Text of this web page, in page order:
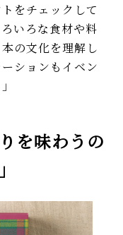
をチェックして
いろな食材や料
の文化を理解し
ションもイベン
を味わうの